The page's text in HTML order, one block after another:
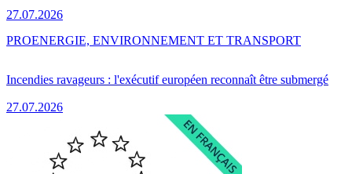
27.07.2026
Incendies ravageurs : l'exécutif européen reconnaît être submergé
27.07.2026
PROENERGIE, ENVIRONNEMENT ET TRANSPORT